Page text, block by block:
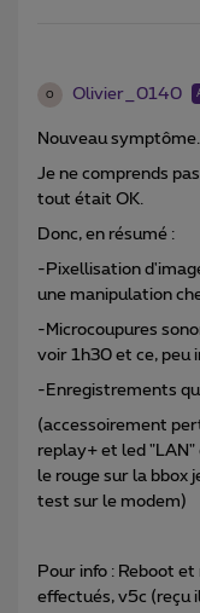
O Olivier_0140
Nouveau
Je ne comprends
tout était OK.
Donc, en résumé :
-Pixellisation
une manipulation
-Microcoupures
voir 1h30 et ce, peu
-Enregistrements
(accessoirement
replay+ et led
le rouge sur la bbox
test sur le modem)
Pour info : Reboot
effectués, v5c (reçu